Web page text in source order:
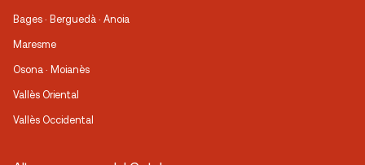
Bages · Berguedà · Anoia
Maresme
Osona · Moianès
Vallès Oriental
Vallès Occidental